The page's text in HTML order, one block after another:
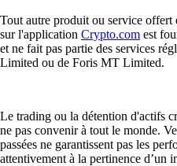
Tout autre produit ou service offert
sur l'application Crypto.com est
et ne fait pas partie des services
Limited ou de Foris MT Limited.
Le trading ou la détention d'actifs
ne pas convenir à tout le monde.
passées ne garantissent pas les
attentivement à la pertinence d’un